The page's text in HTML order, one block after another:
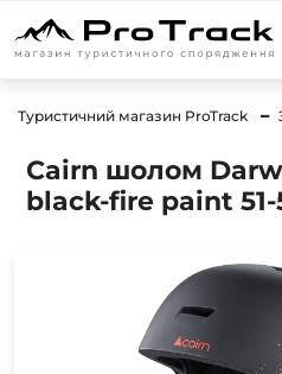
Туристичний магазин ProTrack
Cairn шолом
black-fire paint 51-